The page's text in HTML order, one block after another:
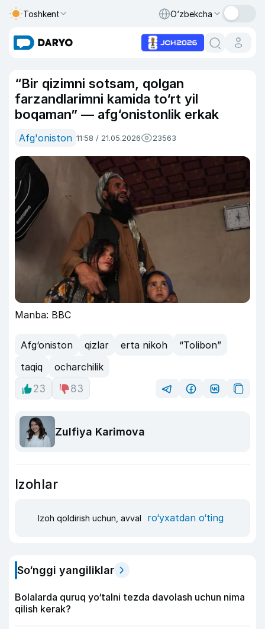
Toshkent O‘zbekcha
“Bir qizimni sotsam, qolgan
farzandlarimni kamida to‘rt yil
boqaman” — afg‘onistonlik erkak
Afg'oniston 11:58 / 21.05.2026 23563
Manba: BBC
Afg‘oniston qizlar erta nikoh
“Tolibon”
taqiq
ocharchilik
23
83
Zulfiya Karimova
Izohlar
Izoh qoldirish uchun, avval ro‘yxatdan o‘ting
So‘nggi yangiliklar
Bolalarda quruq yo‘talni tezda davolash uchun nima
qilish kerak?